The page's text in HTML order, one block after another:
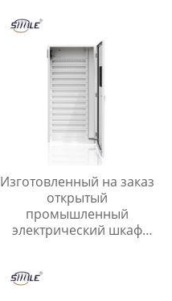
Изготовленный на заказ
открытый
промышленный
электрический шкаф
алюминиевый корпус